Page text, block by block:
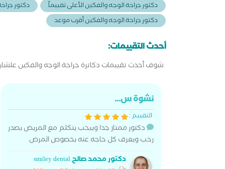
دكتور جراحة الوجه والفكين الأعلى تقييماً دكتور
دكتور جراحة الوجه والفكين أقرب موعد
أحدث التقييمات:
شوف أحدث تقييمات دكاترة جراحة الوجه والفكين
نشوة س...
التقييم :
دكتور ممتاز جدا وبيحب يتكلم مع المريض بصدر
رحب ويعرف كل حاجه عنه بخصوص المرض
دكتور محمد صالح smiley dental